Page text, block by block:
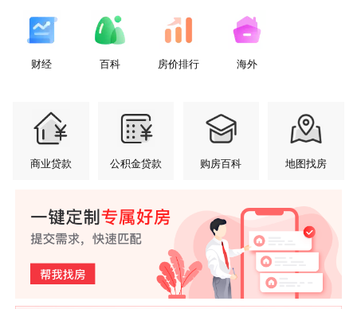
财经 百科 房价排行 海外
商业贷款 公积金贷款 购房百科 地图找房